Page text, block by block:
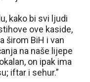
kako bi svi ljudi
ove kaside,
širom BiH i van
na naše lijepe
on ipak ima
iftar i sehur.”